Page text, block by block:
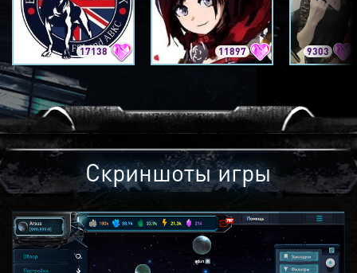
17138 11897 9303
Скриншоты игры